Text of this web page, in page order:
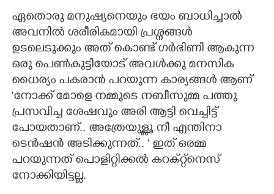
ഏതൊരു മനുഷ്യനെയും ഭയം ബാധിച്ചാൽ
അവനിൽ ശരീരികമായി പ്രശ്നങ്ങൾ
ഉടലെടുക്കും അത് കൊണ്ട് ഗർഭിണി ആകുന്ന
ഒരു പെൺകുട്ടിയോട് അവൾക്കു മനസിക
ധൈര്യം പകരാൻ പറയുന്ന കാര്യങ്ങൾ ആണ്
"നോക്ക് മോളെ നമ്മുടെ നബീസുമ്മ പത്തു
പ്രസവിച്ച ശേഷവും അരി ആട്ടി വെച്ചിട്ട്
പോയതാണ്.. അത്രേയുള്ളൂ നീ എന്തിനാ
ടെൻഷൻ അടിക്കുന്നത്.. " ഇത് ഒരമ്മ
പറയുന്നത് പൊളിറ്റിക്കൽ കറക്റ്റ്നെസ്
നോക്കിയിട്ടല്ല.